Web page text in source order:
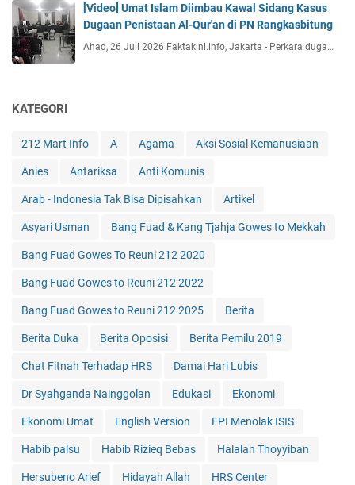
[Video] Umat Islam Diimbau Kawal Sidang Kasus
Dugaan Penistaan Al-Qur'an di PN Rangkasbitung
Ahad, 26 Juli 2026 Faktakini.info, Jakarta - Perkara duga…
KATEGORI
212 Mart Info A Agama Aksi Sosial Kemanusiaan
Anies Antariksa Anti Komunis
Arab - Indonesia Tak Bisa Dipisahkan Artikel
Asyari Usman Bang Fuad & Kang Tjahja Gowes to Mekkah
Bang Fuad Gowes To Reuni 212 2020
Bang Fuad Gowes to Reuni 212 2022
Bang Fuad Gowes to Reuni 212 2025 Berita
Berita Duka Berita Oposisi Berita Pemilu 2019
Chat Fitnah Terhadap HRS Damai Hari Lubis
Dr Syahganda Nainggolan Edukasi Ekonomi
Ekonomi Umat English Version FPI Menolak ISIS
Habib palsu Habib Rizieq Bebas Halalan Thoyyiban
Hersubeno Arief Hidayah Allah HRS Center